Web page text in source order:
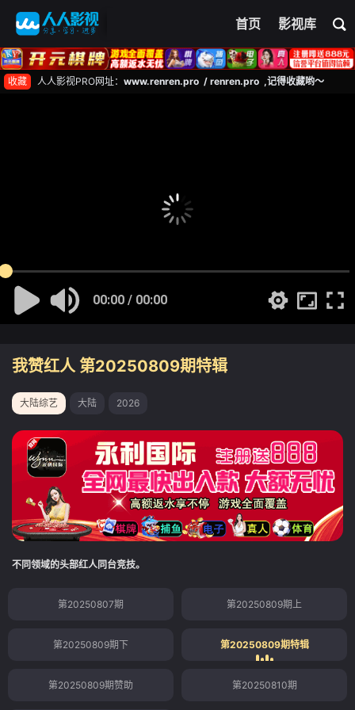
首页 影视库
收藏 人人影视PRO网址： www.renren.pro / renren.pro ,记得收藏哟～
00:00 / 00:00
我赞红人 第20250809期特辑
大陆综艺 大陆 2026
不同领域的头部红人同台竞技。
第20250807期 第20250809期上
第20250809期下 第20250809期特辑
第20250809期赞助 第20250810期